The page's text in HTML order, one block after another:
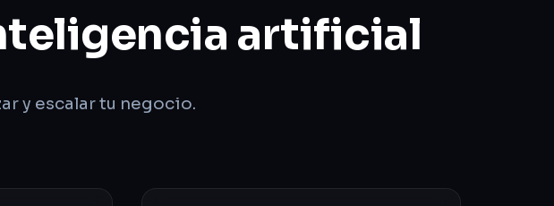
artificial
y escalar tu negocio.